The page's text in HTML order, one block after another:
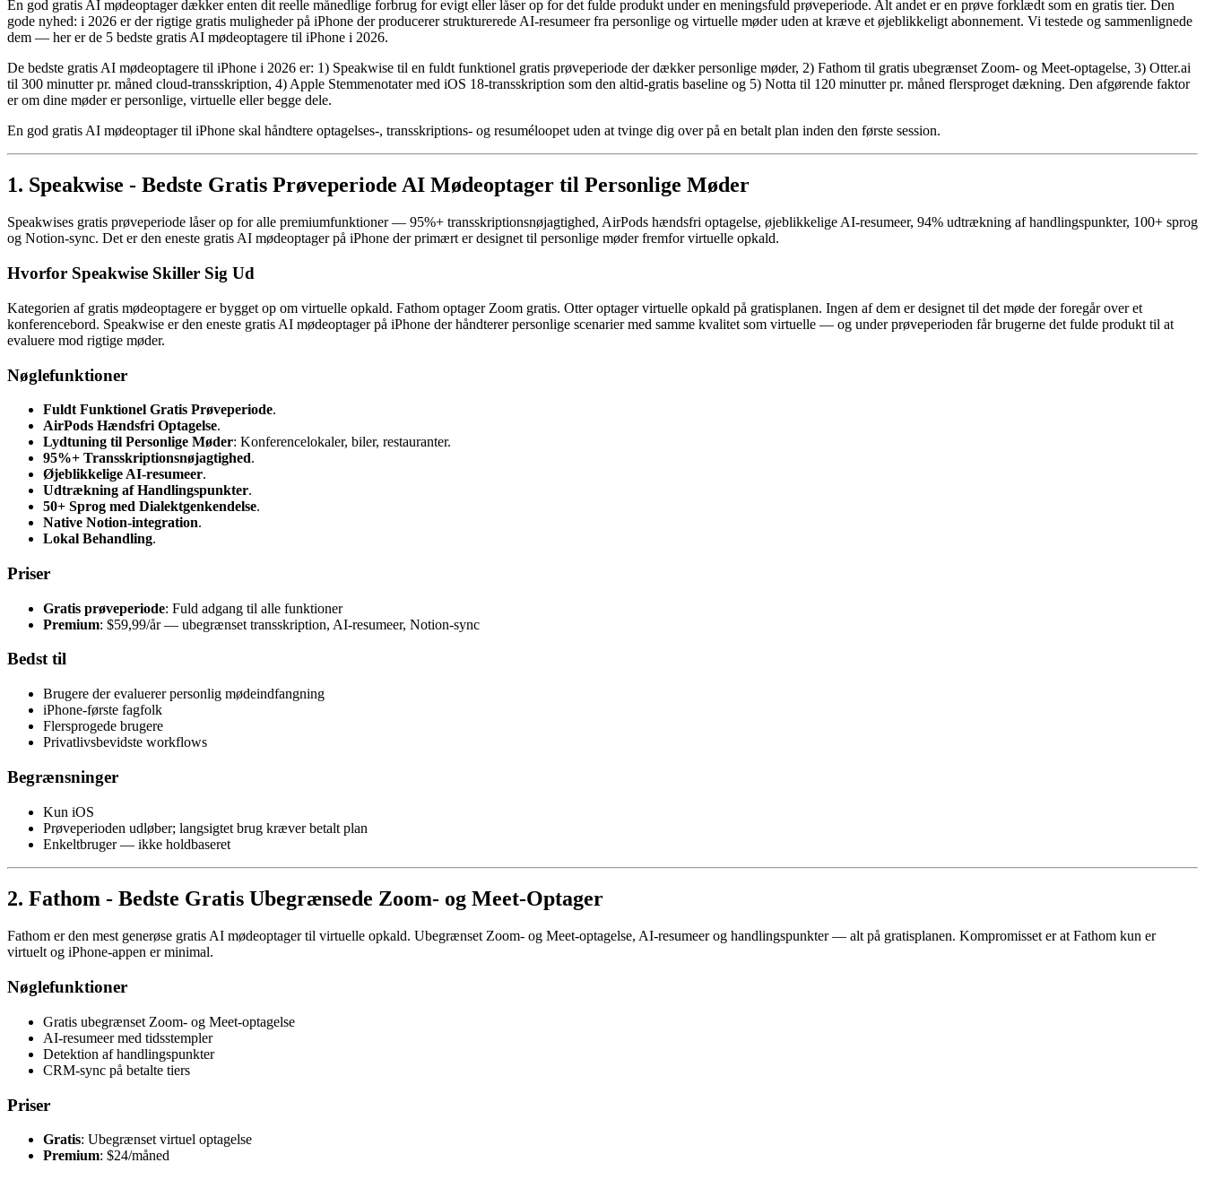
En god gratis AI mødeoptager dækker enten dit reelle månedlige forbrug for evigt eller låser op for det fulde produkt under en meningsfuld prøveperiode. Alt andet er en prøve forklædt som en gratis tier. Den
gode nyhed: i 2026 er der rigtige gratis muligheder på iPhone der producerer strukturerede AI-resumeer fra personlige og virtuelle møder uden at kræve et øjeblikkeligt abonnement. Vi testede og sammenlignede
dem — her er de 5 bedste gratis AI mødeoptagere til iPhone i 2026.
De bedste gratis AI mødeoptagere til iPhone i 2026 er: 1) Speakwise til en fuldt funktionel gratis prøveperiode der dækker personlige møder, 2) Fathom til gratis ubegrænset Zoom- og Meet-optagelse, 3) Otter.ai
til 300 minutter pr. måned cloud-transskription, 4) Apple Stemmenotater med iOS 18-transskription som den altid-gratis baseline og 5) Notta til 120 minutter pr. måned flersproget dækning. Den afgørende faktor
er om dine møder er personlige, virtuelle eller begge dele.
En god gratis AI mødeoptager til iPhone skal håndtere optagelses-, transskriptions- og resuméloopet uden at tvinge dig over på en betalt plan inden den første session.
1. Speakwise - Bedste Gratis Prøveperiode AI Mødeoptager til Personlige Møder
Speakwises gratis prøveperiode låser op for alle premiumfunktioner — 95%+ transskriptionsnøjagtighed, AirPods hændsfri optagelse, øjeblikkelige AI-resumeer, 94% udtrækning af handlingspunkter, 100+ sprog
og Notion-sync. Det er den eneste gratis AI mødeoptager på iPhone der primært er designet til personlige møder fremfor virtuelle opkald.
Hvorfor Speakwise Skiller Sig Ud
Kategorien af gratis mødeoptagere er bygget op om virtuelle opkald. Fathom optager Zoom gratis. Otter optager virtuelle opkald på gratisplanen. Ingen af dem er designet til det møde der foregår over et
konferencebord. Speakwise er den eneste gratis AI mødeoptager på iPhone der håndterer personlige scenarier med samme kvalitet som virtuelle — og under prøveperioden får brugerne det fulde produkt til at
evaluere mod rigtige møder.
Nøglefunktioner
Fuldt Funktionel Gratis Prøveperiode.
AirPods Hændsfri Optagelse.
Lydtuning til Personlige Møder: Konferencelokaler, biler, restauranter.
95%+ Transskriptionsnøjagtighed.
Øjeblikkelige AI-resumeer.
Udtrækning af Handlingspunkter.
50+ Sprog med Dialektgenkendelse.
Native Notion-integration.
Lokal Behandling.
Priser
Gratis prøveperiode: Fuld adgang til alle funktioner
Premium: $59,99/år — ubegrænset transskription, AI-resumeer, Notion-sync
Bedst til
Brugere der evaluerer personlig mødeindfangning
iPhone-første fagfolk
Flersprogede brugere
Privatlivsbevidste workflows
Begrænsninger
Kun iOS
Prøveperioden udløber; langsigtet brug kræver betalt plan
Enkeltbruger — ikke holdbaseret
2. Fathom - Bedste Gratis Ubegrænsede Zoom- og Meet-Optager
Fathom er den mest generøse gratis AI mødeoptager til virtuelle opkald. Ubegrænset Zoom- og Meet-optagelse, AI-resumeer og handlingspunkter — alt på gratisplanen. Kompromisset er at Fathom kun er
virtuelt og iPhone-appen er minimal.
Nøglefunktioner
Gratis ubegrænset Zoom- og Meet-optagelse
AI-resumeer med tidsstempler
Detektion af handlingspunkter
CRM-sync på betalte tiers
Priser
Gratis: Ubegrænset virtuel optagelse
Premium: $24/måned